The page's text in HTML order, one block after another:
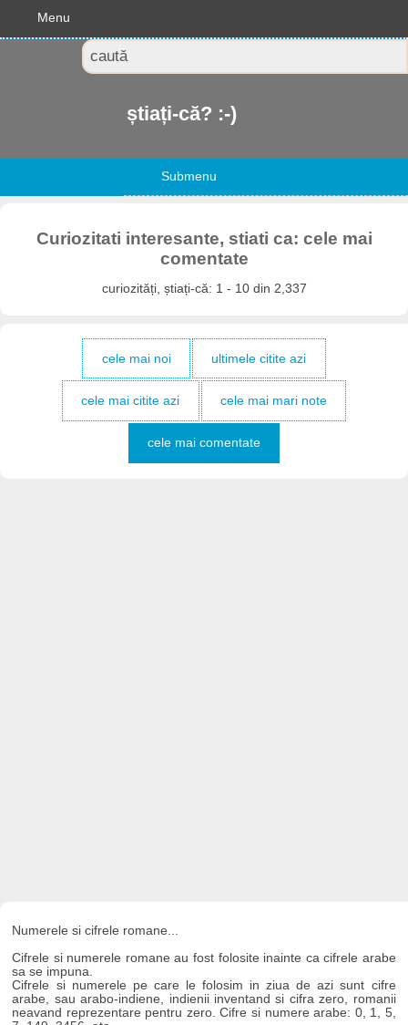
Menu
știați-că? :-)
Submenu
Curiozitati interesante, stiati ca: cele mai
comentate
curiozități, știați-că: 1 - 10 din 2,337
cele mai noi ultimele citite azi
cele mai citite azi cele mai mari note
cele mai comentate
Numerele si cifrele romane...
Cifrele si numerele romane au fost folosite inainte ca cifrele arabe
sa se impuna.
Cifrele si numerele pe care le folosim in ziua de azi sunt cifre
arabe, sau arabo-indiene, indienii inventand si cifra zero, romanii
neavand reprezentare pentru zero. Cifre si numere arabe: 0, 1, 5,